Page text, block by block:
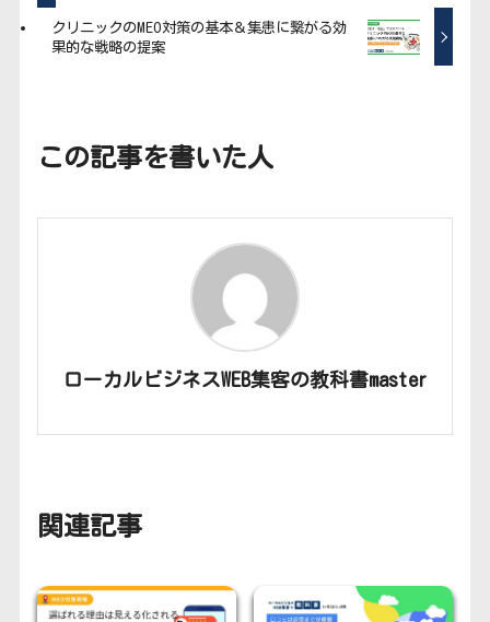
クリニックのMEO対策の基本＆集患に繋がる効
果的な戦略の提案
この記事を書いた人
ローカルビジネスWEB集客の教科書master
関連記事